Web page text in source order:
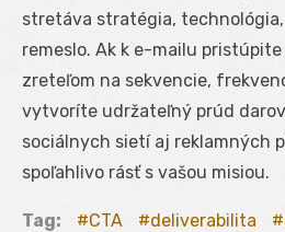
stretáva stratégia,
remeslo. Ak k e-mailu
zreteľom na sekvencie,
vytvoríte udržateľný prúd
sociálnych sietí aj reklamných
spoľahlivo rásť s vašou misiou.
Tag: CTA deliverabilita